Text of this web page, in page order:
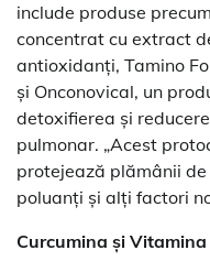
include produse
concentrat cu extract
antioxidanți, Tamino
și Onconovical, un
detoxifierea și
pulmonar. „Acest
protejează plămânii
poluanți și alți factori
Curcumina și